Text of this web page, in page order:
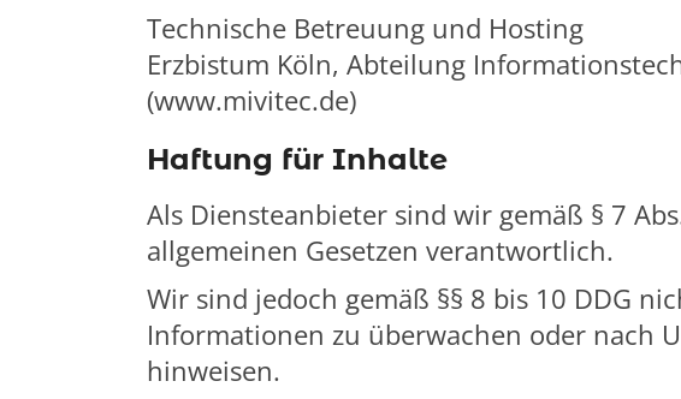
Technische Betreuung und Hosting
Erzbistum Köln, Abteilung
(www.mivitec.de)
Haftung für Inhalte
Als Diensteanbieter sind wir gemäß § 7
allgemeinen Gesetzen verantwortlich.
Wir sind jedoch gemäß §§ 8 bis 10 DDG
Informationen zu überwachen oder nach
hinweisen.